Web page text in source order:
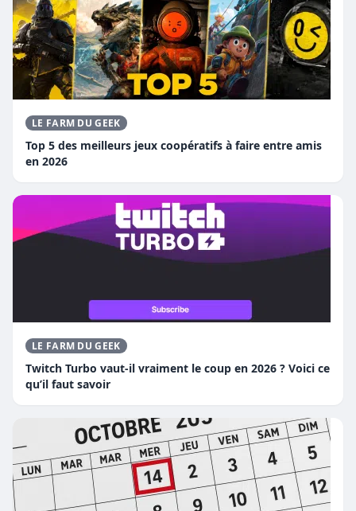
LE FARM DU GEEK
Top 5 des meilleurs jeux coopératifs à faire entre amis
en 2026
LE FARM DU GEEK
Twitch Turbo vaut-il vraiment le coup en 2026 ? Voici ce
qu’il faut savoir